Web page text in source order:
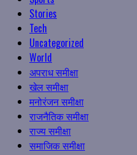
Stories
Tech
Uncategorized
World
अपराध समीक्षा
खेल समीक्षा
मनोरंजन समीक्षा
राजनैतिक समीक्षा
राज्य समीक्षा
समाजिक समीक्षा